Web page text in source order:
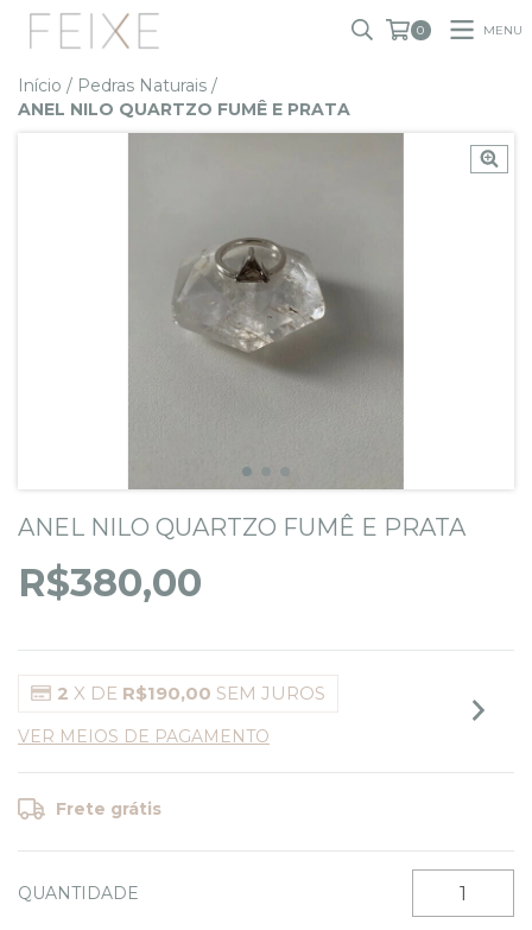
0 MENU
Início / Pedras Naturais /
ANEL NILO QUARTZO FUMÊ E PRATA
ANEL NILO QUARTZO FUMÊ E PRATA
R$380,00
2 X DE R$190,00 SEM JUROS
VER MEIOS DE PAGAMENTO
Frete grátis
QUANTIDADE